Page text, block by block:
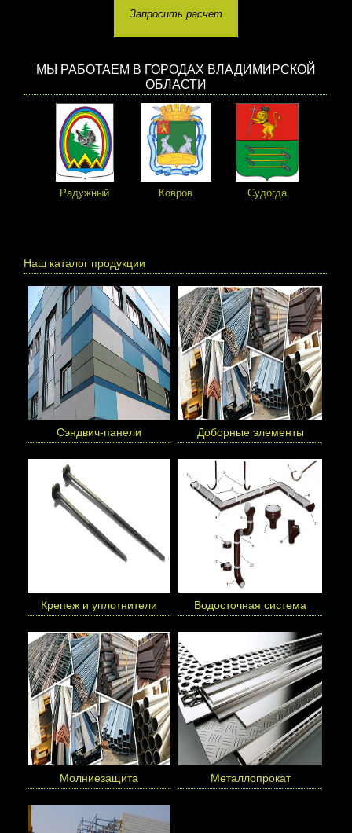
Запросить расчет
МЫ РАБОТАЕМ В ГОРОДАХ ВЛАДИМИРСКОЙ
ОБЛАСТИ
Радужный Ковров Судогда
Наш каталог продукции
Сэндвич-панели Доборные элементы
Крепеж и уплотнители Водосточная система
Молниезащита Металлопрокат